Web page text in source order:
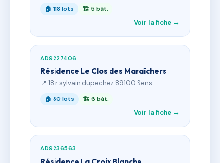
🏠 118 lots 🏗 5 bât.
Voir la fiche →
AD9227406
Résidence Le Clos des Maraîchers
📍 18 r sylvain dupechez 89100 Sens
🏠 80 lots 🏗 6 bât.
Voir la fiche →
AD9236563
Résidence La Croix Blanche